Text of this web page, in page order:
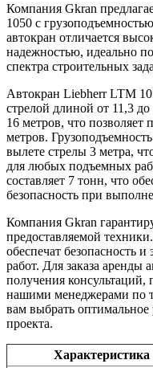
Компания Gkran
1050 с
автокран отличается
надежностью, идеально
спектра строительных
Автокран Liebherr LTM
стрелой длиной от 11,3
16 метров, что позволяет
метров.
вылете стрелы 3 метра,
для любых подъемных
составляет 7 тонн, что
безопасность при
Компания Gkran
предоставляемой
обеспечат безопасность
работ. Для заказа аренды
получения консультаций,
нашими менеджерами по
вам выбрать
проекта.
Характеристика